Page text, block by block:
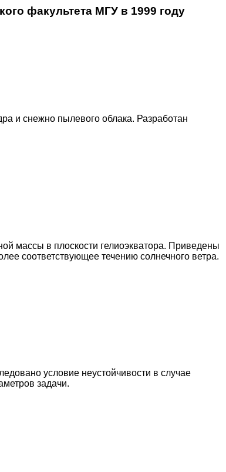
факультета МГУ в 1999 году
и снежно пылевого облака. Разработан
массы в плоскости гелиоэкватора. Приведены
соответствующее течению солнечного ветра.
условие неустойчивости в случае
задачи.